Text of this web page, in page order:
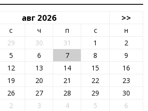
авг 2026 >>
с ч п с
н
29 30 31 1
2
5 6 7 8
9
12 13 14 15
16
19 20 21 22
23
26 27 28 29
30
2 3 4 5 6